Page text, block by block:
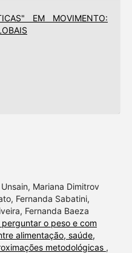
EM MOVIMENTO:
Mariana Dimitrov
Fernanda Sabatini,
Fernanda Baeza
perguntar o peso e com
alimentação, saúde,
metodológicas ,